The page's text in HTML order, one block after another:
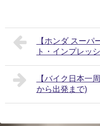
【ホンダ スーパ
ト・インプレッ
【バイク日本一
から出発まで)